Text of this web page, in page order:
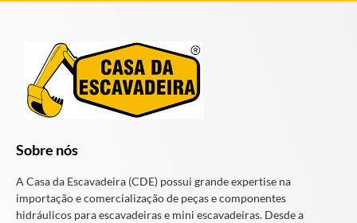
Sobre nós
A Casa da Escavadeira (CDE) possui grande expertise na
importação e comercialização de peças e componentes
hidráulicos para escavadeiras e mini escavadeiras. Desde a